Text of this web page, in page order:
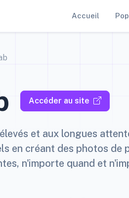
Accueil
Accéder au site
et aux longues
en créant des photos de
n'importe quand et